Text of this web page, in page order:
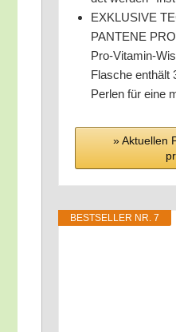
EXKLUSIVE
PANTENE
Pro-Vit­amin-
Fla­sche ent­hält
Per­len für eine
» Aktu­el­len
BEST­SEL­LER NR. 7